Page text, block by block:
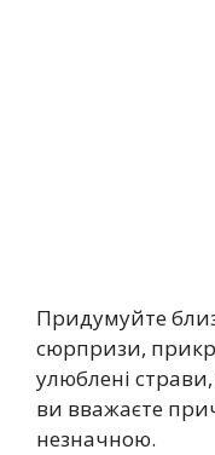
Придумуйте
сюрпризи,
улюблені
ви вважаєте
незначною.